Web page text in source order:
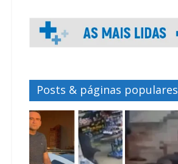
Posts & páginas populares